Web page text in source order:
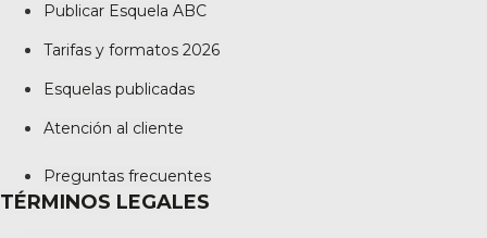
Publicar Esquela ABC
Tarifas y formatos 2026
Esquelas publicadas
Atención al cliente
Preguntas frecuentes
TÉRMINOS LEGALES